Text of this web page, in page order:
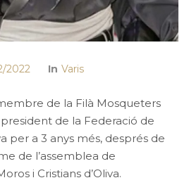
2022 In Varis
de la Filà Mosqueters
president de la Federació de
per a 3 anys més, després de
de l’assemblea de
i Cristians d’Oliva.